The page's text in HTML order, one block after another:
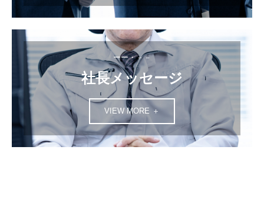
ーー・－－
社長メッセージ
VIEW MORE ＋